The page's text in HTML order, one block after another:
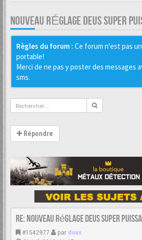
NOUVEAU RÉGLAGE DEUS SUPER
Règles du forum : Ce forum n'est pas
portable!
Merci de ne pas y poster des messages
sms.
Répondre
Re: Nouveau réglage Deus super
#1542977 par doux